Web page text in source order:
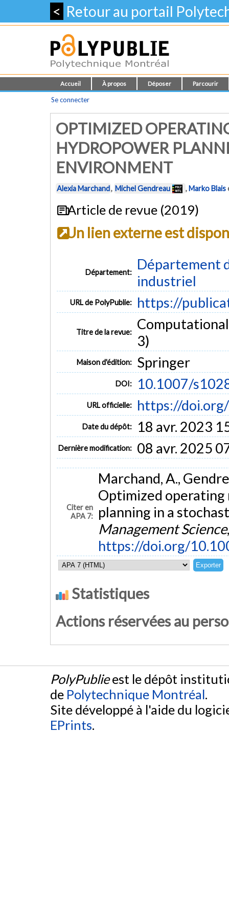
< Retour au portail
Accueil À propos Déposer Parcourir
Se connecter
OPTIMIZED
HYDROPOWER
ENVIRONMENT
Alexia Marchand, Michel Gendreau ,Marko Blais
Article de revue (2019)
Un lien externe est
Département:
Département
industriel
URL de PolyPublie: https://
Titre de la revue:
3)
Maison d'édition: Springer
DOI: 10.1007/
URL officielle: https://
Date du dépôt: 18 avr. 2023
Dernière modification: 08 avr. 2025
Citer en
APA 7:
Marchand, A.,
Optimized
planning in a
Management Science
https://doi.org/
Statistiques
Actions réservées au
PolyPublieest le dépôt
de Polytechnique Montréal.
Site développé à l'aide du
EPrints.